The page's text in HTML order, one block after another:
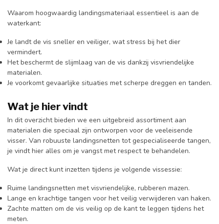
Waarom hoogwaardig landingsmateriaal essentieel is aan de
waterkant:
Je landt de vis sneller en veiliger, wat stress bij het dier
vermindert.
Het beschermt de slijmlaag van de vis dankzij visvriendelijke
materialen.
Je voorkomt gevaarlijke situaties met scherpe dreggen en tanden.
Wat je hier vindt
In dit overzicht bieden we een uitgebreid assortiment aan
materialen die speciaal zijn ontworpen voor de veeleisende
visser. Van robuuste landingsnetten tot gespecialiseerde tangen,
je vindt hier alles om je vangst met respect te behandelen.
Wat je direct kunt inzetten tijdens je volgende vissessie:
Ruime landingsnetten met visvriendelijke, rubberen mazen.
Lange en krachtige tangen voor het veilig verwijderen van haken.
Zachte matten om de vis veilig op de kant te leggen tijdens het
meten.